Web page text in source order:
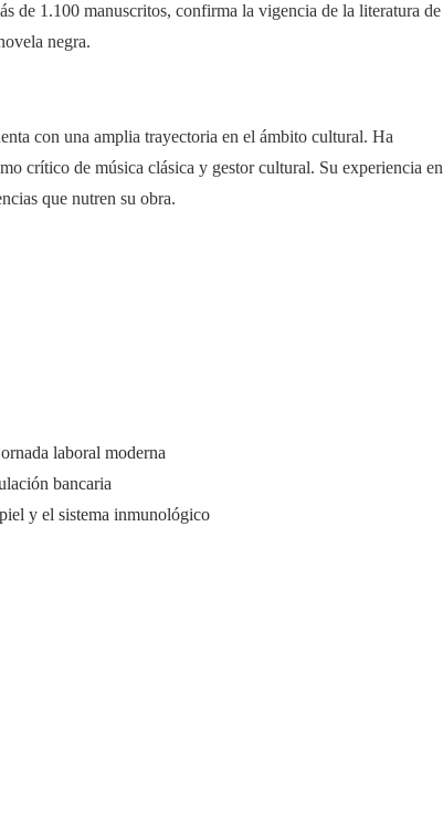
de 1.100 manuscritos, confirma la vigencia de la literatura de
negra.
con una amplia trayectoria en el ámbito cultural. Ha
crítico de música clásica y gestor cultural. Su experiencia en
que nutren su obra.
laboral moderna
bancaria
y el sistema inmunológico